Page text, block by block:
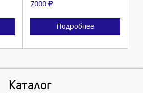
7000
Подробнее
Каталог